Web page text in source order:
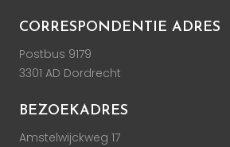
CORRESPONDENTIE ADRES
Postbus 9179
3301 AD Dordrecht
BEZOEKADRES
Amstelwijckweg 17